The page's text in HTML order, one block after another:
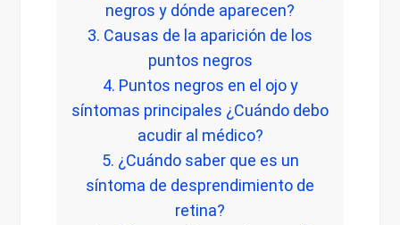
negros y dónde aparecen?
3. Causas de la aparición de los
puntos negros
4. Puntos negros en el ojo y
síntomas principales ¿Cuándo debo
acudir al médico?
5. ¿Cuándo saber que es un
síntoma de desprendimiento de
retina?